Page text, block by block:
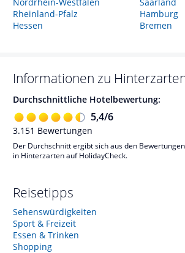
Rheinland-Pfalz
Hessen
Hamburg
Bremen
Informationen zu
Durchschnittliche Hotelbewertung:
5,4/6
3.151 Bewertungen
Der Durchschnitt ergibt sich aus den
in Hinterzarten auf HolidayCheck.
Reisetipps
Sehenswürdigkeiten
Sport & Freizeit
Essen & Trinken
Shopping